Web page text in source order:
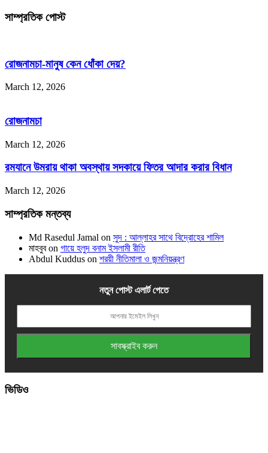
সাম্প্রতিক পোস্ট
রোজনামচা-মানুষ কেন ধোঁকা দেয়?
March 12, 2026
রোজনামচা
March 12, 2026
রমযানে উমরায় থাকা অবস্থায় সদকায়ে ফিতর আদার করার বিধান
March 12, 2026
সাম্প্রতিক মন্তব্য
Md Rasedul Jamal on সুদ : আল্লাহর সাথে বিদ্রোহের শামিল
মাহবুবon গায়ে হলুদ বনাম ইসলামী রীতি
Abdul Kuddus on শরয়ী নীতিমালা ও জন্মনিয়ন্ত্রণ
নতুন পোস্ট এলার্ট পেতে
ভিডিও